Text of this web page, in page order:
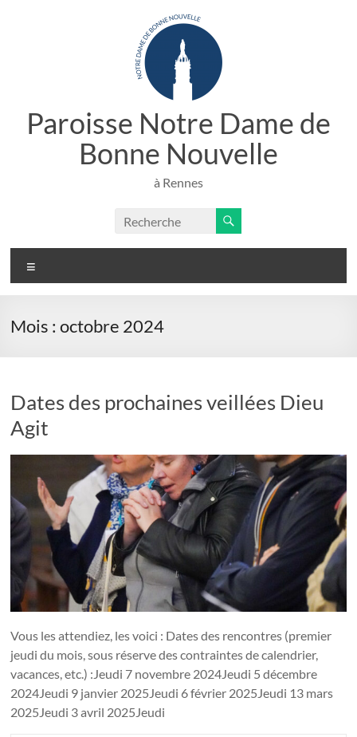
Paroisse Notre Dame de
Bonne Nouvelle
à Rennes
Mois :octobre 2024
Dates des prochaines veillées Dieu
Agit
Vous les attendiez, les voici : Dates des rencontres (premier
jeudi du mois, sous réserve des contraintes de calendrier,
vacances, etc.) :Jeudi 7 novembre 2024Jeudi 5 décembre
2024Jeudi 9 janvier 2025Jeudi 6 février 2025Jeudi 13 mars
2025Jeudi 3 avril 2025Jeudi